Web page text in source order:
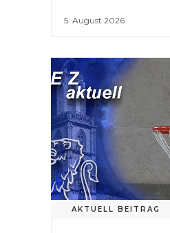
5. August 2026
AKTUELL BEITRAG